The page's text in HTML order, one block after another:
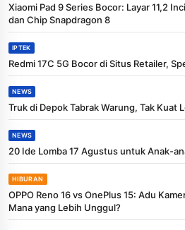
Xiaomi Pad 9 Series Bocor: Layar 11,2
dan Chip Snapdragon 8
IPTEK
Redmi 17C 5G Bocor di Situs Retailer,
NEWS
Truk di Depok Tabrak Warung, Tak Kuat
NEWS
20 Ide Lomba 17 Agustus untuk Anak-
HIBURAN
OPPO Reno 16 vs OnePlus 15: Adu
Mana yang Lebih Unggul?